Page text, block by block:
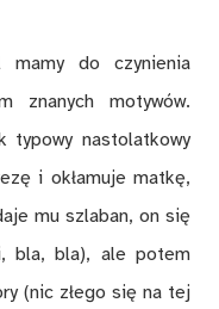
mamy do czynienia
znanych motywów.
typowy nastolatkowy
i okłamuje matkę,
mu szlaban, on się
bla, bla), ale potem
(nic złego się na tej